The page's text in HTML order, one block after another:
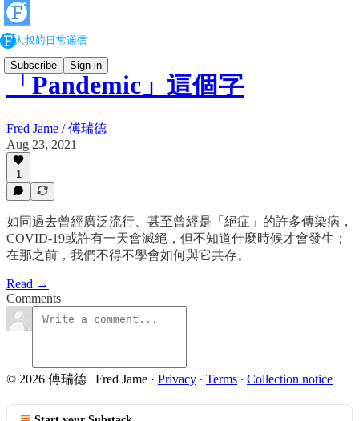
Subscribe Sign in
「Pandemic」這個字
Fred Jame / 傅瑞德
Aug 23, 2021
1
如同過去曾經廣泛流行、甚至曾經是「絕症」的許多傳染病，
COVID-19或許有一天會滅絕，但不知道什麼時候才會發生；
在那之前，我們不得不學會如何與它共存。
Read →
Comments
© 2026 傅瑞德 | Fred Jame · Privacy ∙ Terms ∙ Collection notice